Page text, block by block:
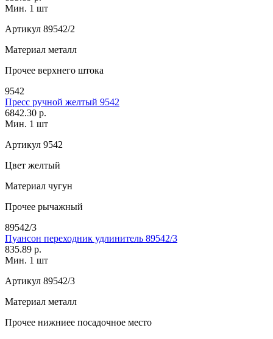
Мин. 1 шт
Артикул 89542/2
Материал металл
Прочее верхнего штока
9542
Пресс ручной желтый 9542
6842.30 р.
Мин. 1 шт
Артикул 9542
Цвет желтый
Материал чугун
Прочее рычажный
89542/3
Пуансон переходник удлинитель 89542/3
835.89 р.
Мин. 1 шт
Артикул 89542/3
Материал металл
Прочее нижниее посадочное место